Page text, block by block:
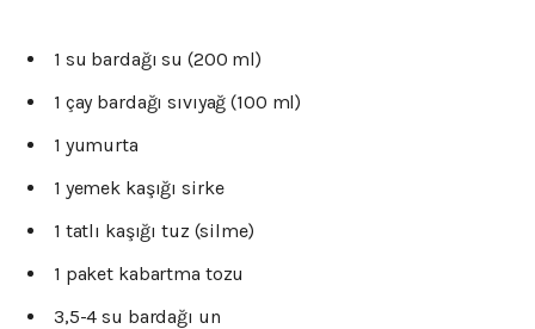
1 su bardağı su (200 ml)
1 çay bardağı sıvıyağ (100 ml)
1 yumurta
1 yemek kaşığı sirke
1 tatlı kaşığı tuz (silme)
1 paket kabartma tozu
3,5-4 su bardağı un